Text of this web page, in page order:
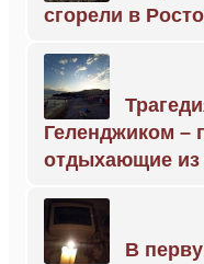
сгорели в
Геленджиком –
отдыхающие из
В